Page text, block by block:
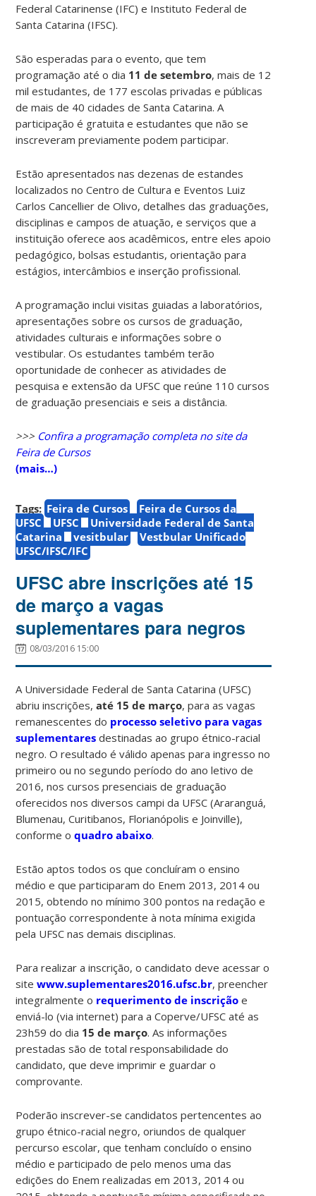
Federal Catarinense (IFC) e Instituto Federal de
Santa Catarina (IFSC).
São esperadas para o evento, que tem
programação até o dia 11 de setembro, mais de 12
mil estudantes, de 177 escolas privadas e públicas
de mais de 40 cidades de Santa Catarina. A
participação é gratuita e estudantes que não se
inscreveram previamente podem participar.
Estão apresentados nas dezenas de estandes
localizados no Centro de Cultura e Eventos Luiz
Carlos Cancellier de Olivo, detalhes das graduações,
disciplinas e campos de atuação, e serviços que a
instituição oferece aos acadêmicos, entre eles apoio
pedagógico, bolsas estudantis, orientação para
estágios, intercâmbios e inserção profissional.
A programação inclui visitas guiadas a laboratórios,
apresentações sobre os cursos de graduação,
atividades culturais e informações sobre o
vestibular. Os estudantes também terão
oportunidade de conhecer as atividades de
pesquisa e extensão da UFSC que reúne 110 cursos
de graduação presenciais e seis a distância.
>>> Confira a programação completa no site da
Feira de Cursos
(mais…)
Tags: Feira de Cursos
Feira de Cursos da
UFSC
UFSC
Universidade Federal de Santa
Catarina
vesitbular
Vestbular Unificado
UFSC/IFSC/IFC
UFSC abre inscrições até 15
de março a vagas
suplementares para negros
08/03/2016 15:00
A Universidade Federal de Santa Catarina (UFSC)
abriu inscrições,até 15 de março, para as vagas
remanescentes do processo seletivo para vagas
suplementares destinadas ao grupo étnico-racial
negro. O resultado é válido apenas para ingresso no
primeiro ou no segundo período do ano letivo de
2016, nos cursos presenciais de graduação
oferecidos nos diversos campi da UFSC (Araranguá,
Blumenau, Curitibanos, Florianópolis e Joinville),
conforme oquadro abaixo.
Estão aptos todos os que concluíram o ensino
médio e que participaram do Enem 2013, 2014 ou
2015, obtendo no mínimo 300 pontos na redação e
pontuação correspondente à nota mínima exigida
pela UFSC nas demais disciplinas.
Para realizar a inscrição, o candidato deve acessar o
sitewww.suplementares2016.ufsc.br, preencher
integralmente o requerimento de inscrição e
enviá-lo (via internet) para a Coperve/UFSC até as
23h59 do dia 15 de março. As informações
prestadas são de total responsabilidade do
candidato, que deve imprimir e guardar o
comprovante.
Poderão inscrever-se candidatos pertencentes ao
grupo étnico-racial negro, oriundos de qualquer
percurso escolar, que tenham concluído o ensino
médio e participado de pelo menos uma das
edições do Enem realizadas em 2013, 2014 ou